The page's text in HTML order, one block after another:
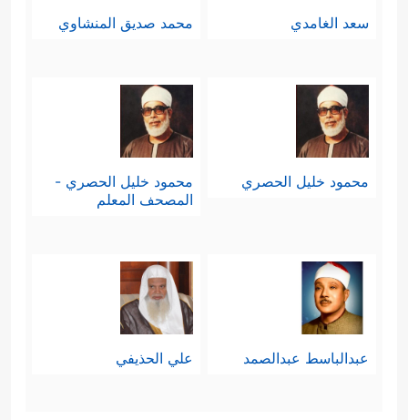
سعد الغامدي محمد صديق المنشاوي
محمود خليل الحصري
محمود خليل الحصري -
المصحف المعلم
عبدالباسط عبدالصمد علي الحذيفي